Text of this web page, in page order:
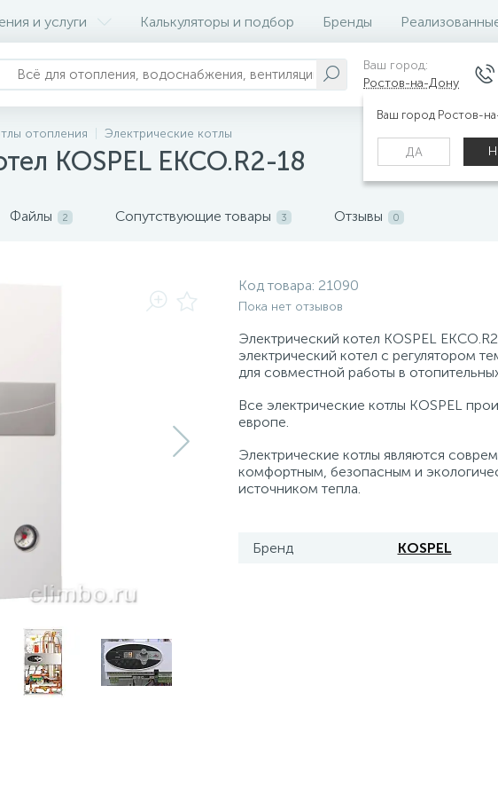
и услуги Калькуляторы и подбор Бренды
Ваш город:
Ростов-на-Дону
Ваш город Ростов-
ДА
отопления Электрические котлы
KOSPEL EKCO.R2-18
Файлы 2 Сопутствующие товары 3 Отзывы 0
Код товара: 21090
Пока нет отзывов
Электрический котел KOSPEL
электрический котел с регулятором
для совместной работы в
Все электрические котлы KOSPEL
европе.
Электрические котлы являются
комфортным, безопасным и
источником тепла.
Бренд KOSPEL